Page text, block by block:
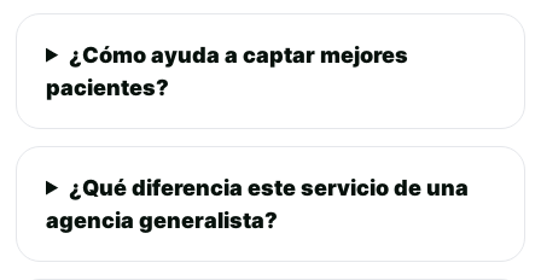
¿Cómo ayuda a captar mejores
pacientes?
¿Qué diferencia este servicio de una
agencia generalista?